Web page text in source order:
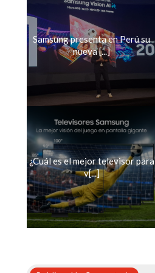
Samsung presenta en Perú su
nueva [...]
¿Cuál es el mejor televisor para
v[...]